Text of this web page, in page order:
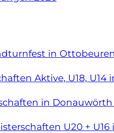
in
Aktive, U18, U14
in Donauwörth
U20 +